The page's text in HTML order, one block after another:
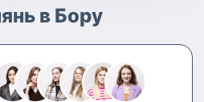
в Бору